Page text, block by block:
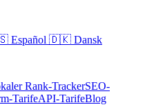
Español 🇩🇰 Dansk
Rank-TrackerSEO-
TarifeAPI-TarifeBlog